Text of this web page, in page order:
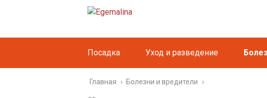
Посадка Уход и разведение
Главная › Болезни и вредители ›